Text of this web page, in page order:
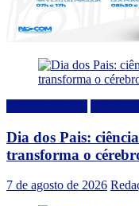
Dia dos Pais:
transforma o
7 de agosto de 2026